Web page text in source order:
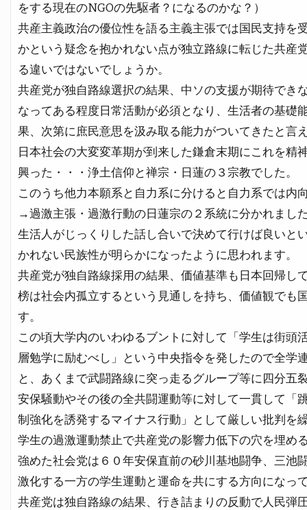
をする現在のNGOの先駆者？になるのかな？）
共産主義政治の優位性を語る主義主張では国民支持を
かという疑念を抱かれない点が独立路線に転じた共産
る違いではないでしょうか。
共産党が独自路線選択の結果、中ソの支援が期待でき
なってある程度日常活動が必須となり、生活者の基礎
果、次第に庶民意思を汲み取る能力がついてきたと言
日本社会の大変変革期が到来した鎌倉末期にこれを精
興った・・・浄土信仰と禅宗・日蓮の３宗教でした。
このうち他力本願系と自力系に分けると自力系では内
→過激主張・過激行動の日蓮宗の２系統に分かれまし
生活人がじっくりした話し合いで決めて行けば良いと
かれない民族性が明らかになったように思われます。
共産党が独自路線採用の結果、価値基準も日本回帰し
榜は社会内孤立するという見通しを持ち、価値観でも
す。
この頃大学内のいわゆるブントに対して「学生は街頭
層勉学に励むべし」という中央指令を発したので全学
と、あくまで武闘路線に突っ走るグループ等に四分五
安保騒動やその後の全共闘運動等に対して一貫して「
制強化を誘発するマイナス行動」として厳しい批判を
学生の過激運動禁止で共産党の影響力低下の穴を埋め
強めた社会党は６０年安保直前の砂川基地闘争、三池
激化する一方の学生運動と運命を共にする方向になっ
共産党は独自路線の結果、行き詰まりの反動で人民弾